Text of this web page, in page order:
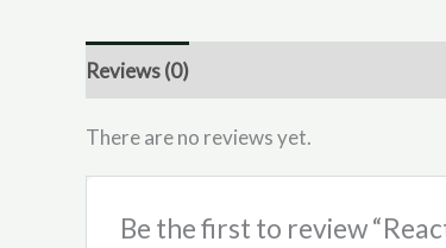
Reviews (0)
There are no reviews yet.
Be the first to review